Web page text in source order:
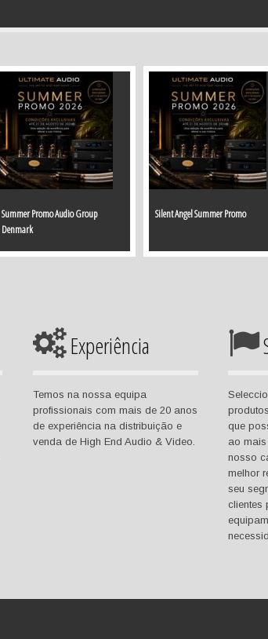
Summer Promo Audio Group
Denmark
Silent Angel Summer Promo
Experiência
Temos na nossa equipa
profissionais com mais de 20 anos
de experiência na distribuição e
venda de High End Audio & Video.
que
ao
nosso
melhor
seu
clientes